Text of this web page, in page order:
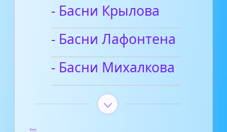
- Басни Крылова
- Басни Лафонтена
- Басни Михалкова
Блог